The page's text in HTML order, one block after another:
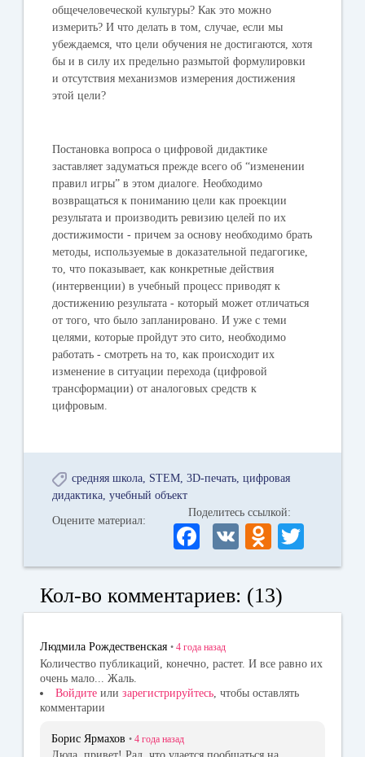
общечеловеческой культуры? Как это можно
измерить? И что делать в том, случае, если мы
убеждаемся, что цели обучения не достигаются, хотя
бы и в силу их предельно размытой формулировки
и отсутствия механизмов измерения достижения
этой цели?
Постановка вопроса о цифровой дидактике
заставляет задуматься прежде всего об “изменении
правил игры” в этом диалоге. Необходимо
возвращаться к пониманию цели как проекции
результата и производить ревизию целей по их
достижимости - причем за основу необходимо брать
методы, используемые в доказательной педагогике,
то, что показывает, как конкретные действия
(интервенции) в учебный процесс приводят к
достижению результата - который может отличаться
от того, что было запланировано. И уже с теми
целями, которые пройдут это сито, необходимо
работать - смотреть на то, как происходит их
изменение в ситуации перехода (цифровой
трансформации) от аналоговых средств к
цифровым.
средняя школа STEM 3D-печать цифровая
дидактика учебный объект
Оцените материал:
Поделитесь ссылкой:
Fa
ce
bo
ok
V
K
O
dn
ok
la
ni
ki
wi
r
Кол-во комментариев: (13)
Людмила Рождественская • 4 года назад
Количество публикаций, конечно, растет. И все равно их
очень мало... Жаль.
Войдите или зарегистрируйтесь , чтобы оставлять
комментарии
Борис Ярмахов • 4 года назад